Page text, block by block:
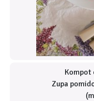
Kompot
Zupa